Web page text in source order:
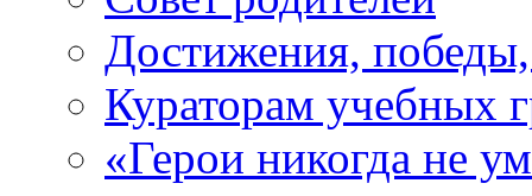
Достижения,
Кураторам учебных
«Герои никогда не